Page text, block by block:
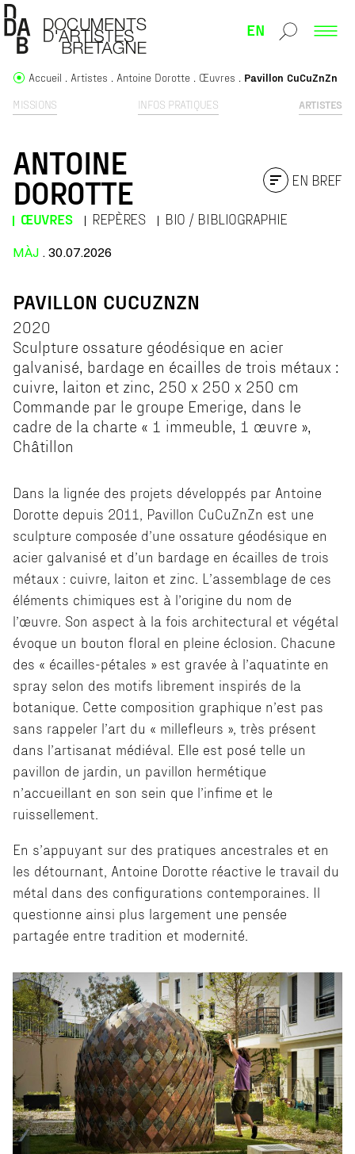
EN
MISSIONS INFOS PRATIQUES ARTISTES
Accueil Artistes Antoine Dorotte Œuvres Pavillon CuCuZnZn
ANTOINE
DOROTTE
ŒUVRES REPÈRES BIO / BIBLIOGRAPHIE
EN BREF
MÀJ . 30.07.2026
PAVILLON CUCUZNZN
2020
Sculpture ossature géodésique en acier
galvanisé, bardage en écailles de trois métaux :
cuivre, laiton et zinc, 250 x 250 x 250 cm
Commande par le groupe Emerige, dans le
cadre de la charte « 1 immeuble, 1 œuvre »,
Châtillon
Dans la lignée des projets développés par Antoine
Dorotte depuis 2011, Pavillon CuCuZnZn est une
sculpture composée d’une ossature géodésique en
acier galvanisé et d’un bardage en écailles de trois
métaux : cuivre, laiton et zinc. L’assemblage de ces
éléments chimiques est à l’origine du nom de
l’œuvre. Son aspect à la fois architectural et végétal
évoque un bouton floral en pleine éclosion. Chacune
des « écailles-pétales » est gravée à l’aquatinte en
spray selon des motifs librement inspirés de la
botanique. Cette composition graphique n’est pas
sans rappeler l’art du « millefleurs », très présent
dans l’artisanat médiéval. Elle est posé telle un
pavillon de jardin, un pavillon hermétique
n’accueillant en son sein que l’infime et le
ruissellement.
En s’appuyant sur des pratiques ancestrales et en
les détournant, Antoine Dorotte réactive le travail du
métal dans des configurations contemporaines. Il
questionne ainsi plus largement une pensée
partagée entre tradition et modernité.